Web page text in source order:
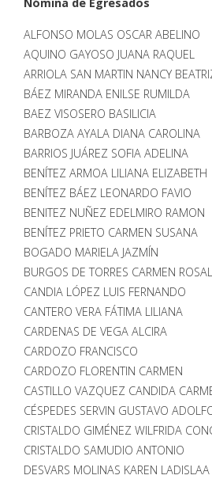
ALFONSO MOLAS OSCAR ABELINO
AQUINO GAYOSO JUANA RAQUEL
ARRIOLA SAN MARTIN NANCY
BÁEZ MIRANDA ENILSE RUMILDA
BAEZ VISOSERO BASILICIA
BARBOZA AYALA DIANA CAROLINA
BARRIOS JUÁREZ SOFIA ADELINA
BENÍTEZ ARMOA LILIANA ELIZABETH
BENÍTEZ BÁEZ LEONARDO FAVIO
BENITEZ NUÑEZ EDELMIRO RAMON
BENÍTEZ PRIETO CARMEN SUSANA
BOGADO MARIELA JAZMÍN
BURGOS DE TORRES CARMEN
CANDIA LÓPEZ LUIS FERNANDO
CANTERO VERA FÁTIMA LILIANA
CARDENAS DE VEGA ALCIRA
CARDOZO FRANCISCO
CARDOZO FLORENTIN CARMEN
CASTILLO VAZQUEZ CANDIDA
CÉSPEDES SERVIN GUSTAVO
CRISTALDO GIMÉNEZ WILFRIDA
CRISTALDO SAMUDIO ANTONIO
DESVARS MOLINAS KAREN LADISLAA